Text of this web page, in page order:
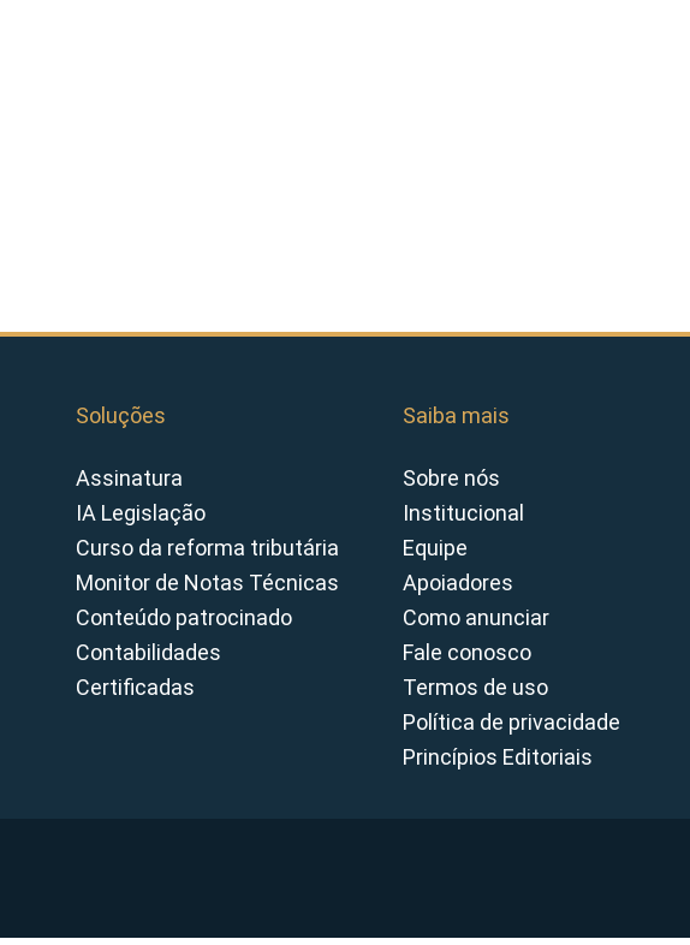
Soluções
Assinatura
IA Legislação
Curso da reforma tributária
Monitor de Notas Técnicas
Conteúdo patrocinado
Contabilidades
Certificadas
Saiba mais
Sobre nós
Institucional
Equipe
Apoiadores
Como anunciar
Fale conosco
Termos de uso
Política de privacidade
Princípios Editoriais